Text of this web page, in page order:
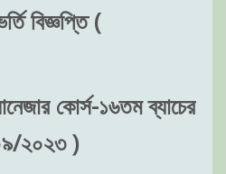
বিজ্ঞপ্তি (
কোর্স-১৬তম ব্যাচের
২০২৩ )